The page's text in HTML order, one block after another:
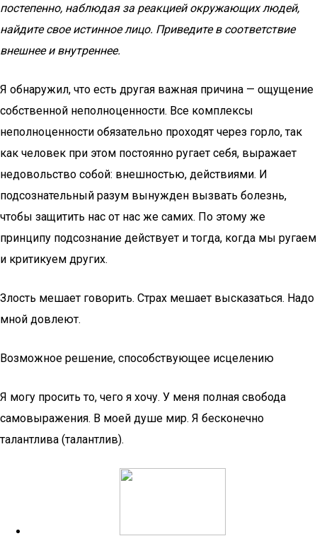
постепенно, наблюдая за реакцией окружающих людей,
найдите свое истинное лицо. Приведите в соответствие
внешнее и внутреннее.
Я обнаружил, что есть другая важная причина — ощущение
собственной неполноценности. Все комплексы
неполноценности обязательно проходят через горло, так
как человек при этом постоянно ругает себя, выражает
недовольство собой: внешностью, действиями. И
подсознательный разум вынужден вызвать болезнь,
чтобы защитить нас от нас же самих. По этому же
принципу подсознание действует и тогда, когда мы ругаем
и критикуем других.
Злость мешает говорить. Страх мешает высказаться. Надо
мной довлеют.
Возможное решение, способствующее исцелению
Я могу просить то, чего я хочу. У меня полная свобода
самовыражения. В моей душе мир. Я бесконечно
талантлива (талантлив).